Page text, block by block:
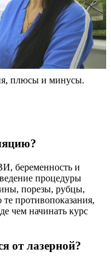
плюсы и минусы.
беременность и
процедуры
порезы, рубцы,
те противопоказания,
чем начинать курс
от лазерной?